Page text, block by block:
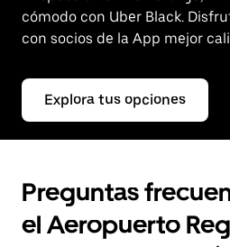
cómodo con Uber Black.
con socios de la App mejor
Explora tus opciones
Preguntas
el Aeropuerto